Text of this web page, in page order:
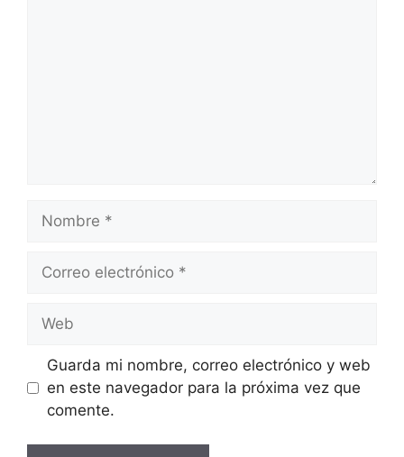
electrónico
Guarda mi nombre, correo electrónico y web
en este navegador para la próxima vez que
comente.